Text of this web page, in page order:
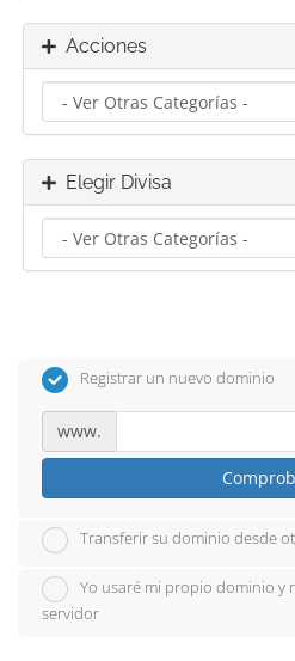
Acciones
Elegir Divisa
Registrar un nuevo dominio
www.
Transferir su dominio desde
Yo usaré mi propio dominio y
servidor